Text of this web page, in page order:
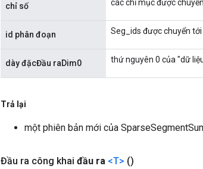
chỉ số các chỉ mục được
id phân đoạn Seg_ids được chuyển
dày đặcĐầu raDim0 thứ nguyên 0 của "dữ
Trả lại
một phiên bản mới của
Đầu ra công khai đầu ra <T> ()